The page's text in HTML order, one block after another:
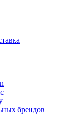
брендов